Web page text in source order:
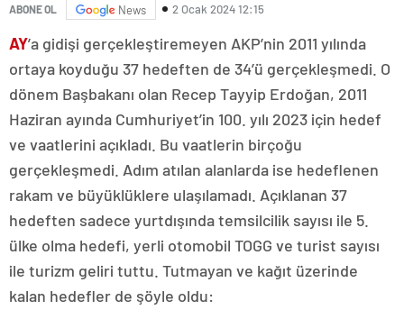
ABONE OL News 2 Ocak 2024 12:15
AY’a gidişi gerçekleştiremeyen AKP’nin 2011 yılında
ortaya koyduğu 37 hedeften de 34’ü gerçekleşmedi. O
dönem Başbakanı olan Recep Tayyip Erdoğan, 2011
Haziran ayında Cumhuriyet’in 100. yılı 2023 için hedef
ve vaatlerini açıkladı. Bu vaatlerin birçoğu
gerçekleşmedi. Adım atılan alanlarda ise hedeflenen
rakam ve büyüklüklere ulaşılamadı. Açıklanan 37
hedeften sadece yurtdışında temsilcilik sayısı ile 5.
ülke olma hedefi, yerli otomobil TOGG ve turist sayısı
ile turizm geliri tuttu. Tutmayan ve kağıt üzerinde
kalan hedefler de şöyle oldu: